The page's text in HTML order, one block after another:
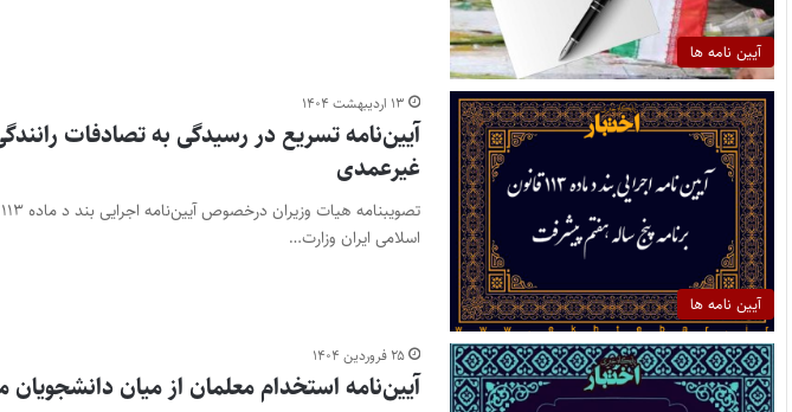
آیین نامه ها
آیین نامه ها
۱۳ اردیبهشت ۱۴۰۴
آیین‌نامه تسریع در رسیدگی به تصادفات
غیرعمدی
اسلامی ایران وزارت…
۲۵ فروردین ۱۴۰۴
آیین‌نامه استخدام معلمان از میان